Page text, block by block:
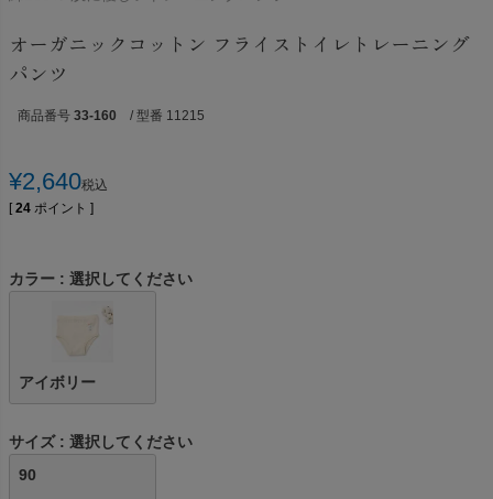
オーガニックコットン フライストイレトレーニング
パンツ
商品番号 33-160 / 型番 11215
¥2,640税込
[ 24 ポイント ]
カラー 選択してください
アイボリー
サイズ
選択してください
90